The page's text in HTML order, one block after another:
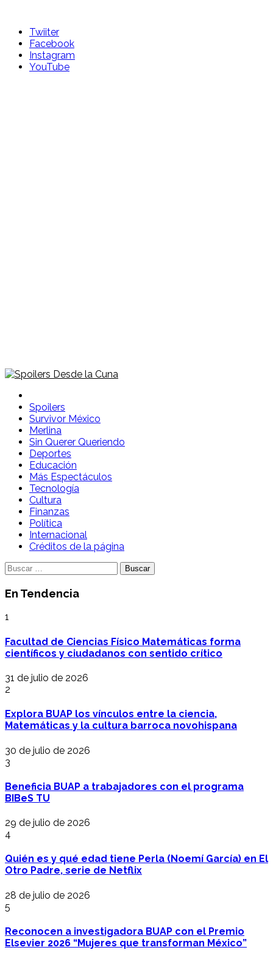
contentTwiiter
Facebook
Instagram
YouTube
Spoilers Desde la Cuna
Sitio con información sobre series, película, reality shows y
telenovelas
Spoilers
Survivor México
Merlina
Sin Querer Queriendo
Deportes
Educación
Más Espectáculos
Tecnología
Cultura
Finanzas
Política
Internacional
Créditos de la página
Buscar:
En Tendencia
1
Facultad de Ciencias Físico Matemáticas forma
científicos y ciudadanos con sentido crítico
31 de julio de 2026
2
Explora BUAP los vínculos entre la ciencia,
Matemáticas y la cultura barroca novohispana
30 de julio de 2026
3
Beneficia BUAP a trabajadores con el programa
BIBeS TU
29 de julio de 2026
4
Quién es y qué edad tiene Perla (Noemí García) en El
Otro Padre, serie de Netflix
28 de julio de 2026
5
Reconocen a investigadora BUAP con el Premio
Elsevier 2026 “Mujeres que transforman México”